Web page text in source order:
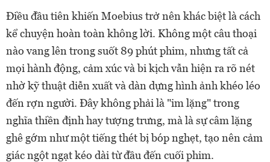
Điều đầu tiên khiến Moebius trở nên khác biệt là cách
kể chuyện hoàn toàn không lời. Không một câu thoại
nào vang lên trong suốt 89 phút phim, nhưng tất cả
mọi hành động, cảm xúc và bi kịch vẫn hiện ra rõ nét
nhờ kỹ thuật diễn xuất và dàn dựng hình ảnh khéo léo
đến rợn người. Đây không phải là "im lặng" trong
nghĩa thiền định hay tượng trưng, mà là sự câm lặng
ghê gớm như một tiếng thét bị bóp nghẹt, tạo nên cảm
giác ngột ngạt kéo dài từ đầu đến cuối phim.